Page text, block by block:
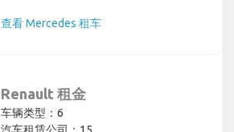
查看 Mercedes 租车
Renault 租金
车辆类型：6